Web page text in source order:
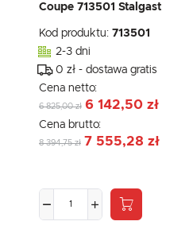
Coupe 713501 Stalgast
Kod produktu: 713501
2-3 dni
0 zł - dostawa gratis
Cena netto:
6 825,00 zł 6 142,50 zł
Cena brutto:
8 394,75 zł 7 555,28 zł